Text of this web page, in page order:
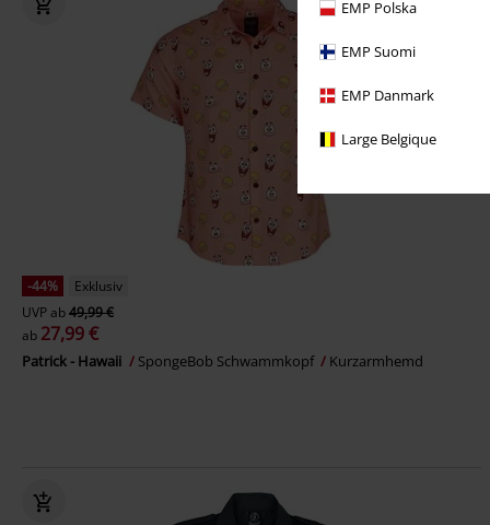
EMP Polska
EMP Suomi
EMP Danmark
Large Belgique
-44%
Exklusiv
UVPab49,99 €
ab 27,99 €
Patrick - Hawaii SpongeBob Schwammkopf Kurzarmhemd